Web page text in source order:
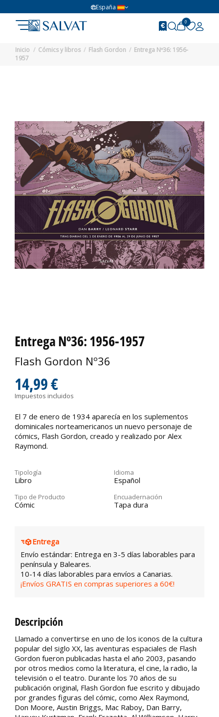
España
0
Inicio Cómics y libros Flash Gordon
Entrega Nº36: 1956-
1957
Entrega Nº36: 1956-1957
Flash Gordon Nº36
14,99 €
Impuestos incluidos
El 7 de enero de 1934 aparecía en los suplementos
dominicales norteamericanos un nuevo personaje de
cómics, Flash Gordon, creado y realizado por Alex
Raymond.
Tipología
Libro
Idioma
Español
Tipo de Producto
Cómic
Encuadernación
Tapa dura
Entrega
Envío estándar: Entrega en 3-5 días laborables para
península y Baleares.
10-14 días laborables para envíos a Canarias.
¡Envíos GRATIS en compras superiores a 60€!
Descripción
Llamado a convertirse en uno de los iconos de la cultura
popular del siglo XX, las aventuras espaciales de Flash
Gordon fueron publicadas hasta el año 2003, pasando
por otros medios como la literatura, el cine, la radio, la
televisión o el teatro. Durante los 70 años de su
publicación original, Flash Gordon fue escrito y dibujado
por grandes figuras del cómic, como Alex Raymond,
Don Moore, Austin Briggs, Mac Raboy, Dan Barry,